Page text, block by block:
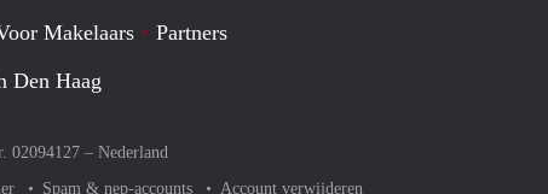
Makelaars
Partners
Den Haag
02094127 – Nederland
Spam & nep-accounts Account verwijderen